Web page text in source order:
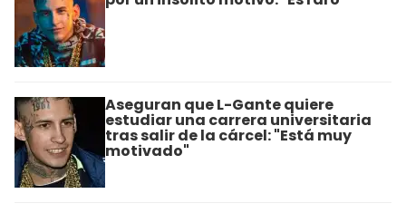
Aseguran que L-Gante quiere
estudiar una carrera universitaria
tras salir de la cárcel: "Está muy
motivado"